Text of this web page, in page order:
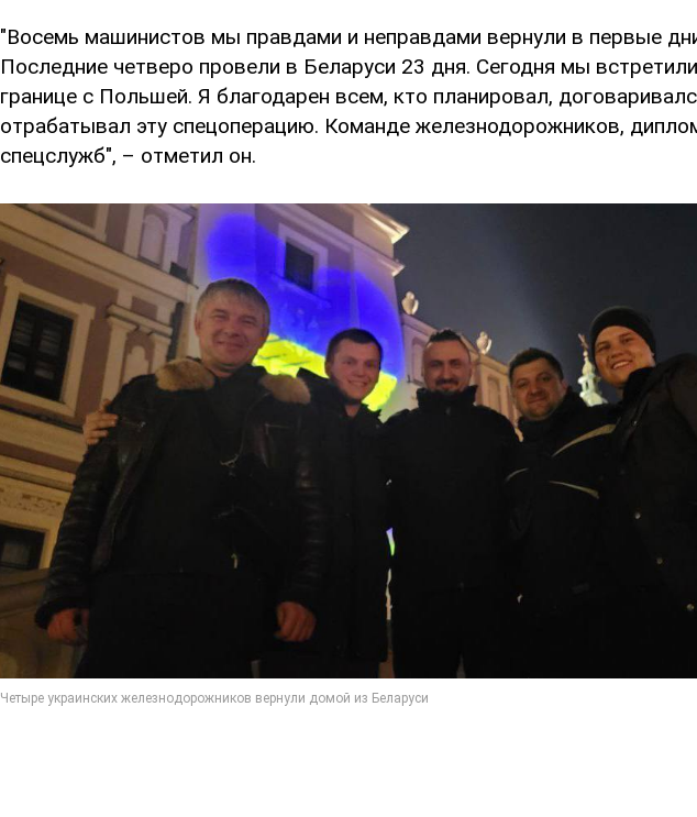
"Восемь машинистов мы правдами и неправдами вернули в первые
Последние четверо провели в Беларуси 23 дня. Сегодня мы
границе с Польшей. Я благодарен всем, кто планировал,
отрабатывал эту спецоперацию. Команде железнодорожников,
спецслужб", – отметил он.